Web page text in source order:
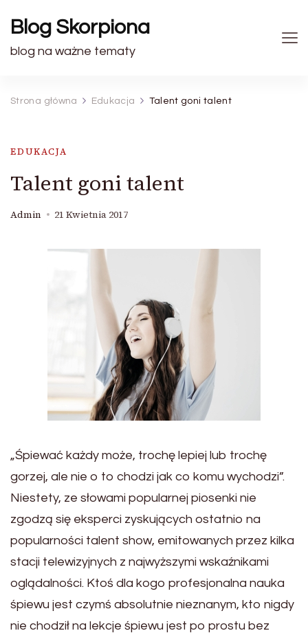
Blog Skorpiona
blog na ważne tematy
Strona główna Edukacja Talent goni talent
EDUKACJA
Talent goni talent
Admin 21 Kwietnia 2017
„Śpiewać każdy może, trochę lepiej lub trochę
gorzej, ale nie o to chodzi jak co komu wychodzi”.
Niestety, ze słowami popularnej piosenki nie
zgodzą się eksperci zyskujących ostatnio na
popularności talent show, emitowanych przez kilka
stacji telewizyjnych z najwyższymi wskaźnikami
oglądalności. Ktoś dla kogo profesjonalna nauka
śpiewu jest czymś absolutnie nieznanym, kto nigdy
nie chodził na lekcje śpiewu jest po prostu bez